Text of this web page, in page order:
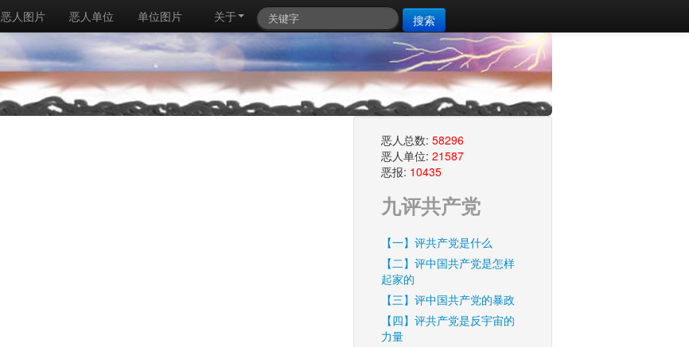
恶人图片 恶人单位 单位图片 搜索
关于
恶人总数: 58296
恶人单位: 21587
恶报: 10435
九评共产党
【一】评共产党是什么
【二】评中国共产党是怎样
起家的
【三】评中国共产党的暴政
【四】评共产党是反宇宙的
力量